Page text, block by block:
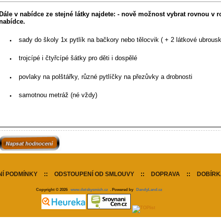
Dále v nabídce ze stejné látky najdete: - nově možnost vybrat rovnou v
sady do školy 1x pytlík na bačkory nebo tělocvik ( + 2 látkové
trojcípé i čtyřcípé šátky pro děti i dospělé
povlaky na polštářky, různé pytlíčky na přezůvky a drobnosti
samotnou metráž (né vždy)
PODMÍNKY :: ODSTOUPENÍ OD SMLOUVY :: DOPRAVA ::
Copyright © 2026 www.detskysmich.cz . Powered by DandyLand.cz